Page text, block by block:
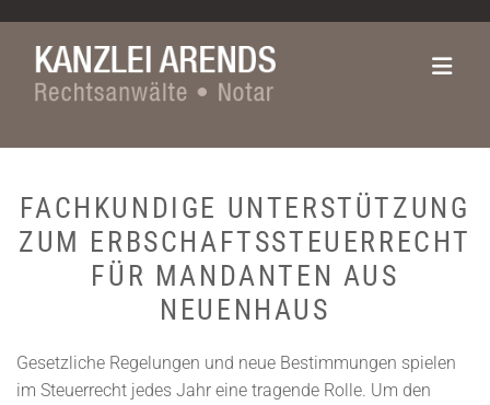
FACHKUNDIGE UNTERSTÜTZUNG
ZUM ERBSCHAFTSSTEUERRECHT
FÜR MANDANTEN AUS
NEUENHAUS
Gesetzliche Regelungen und neue Bestimmungen spielen
im Steuerrecht jedes Jahr eine tragende Rolle. Um den